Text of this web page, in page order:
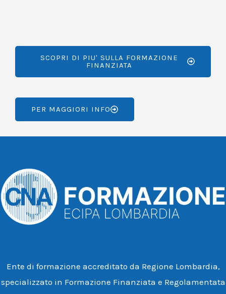
SCOPRI DI PIU' SULLA FORMAZIONE
FINANZIATA
PER MAGGIORI INFO
Ente di formazione accreditato da Regione Lombardia,
specializzato in Formazione Finanziata e Regolamentata